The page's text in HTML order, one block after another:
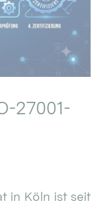
27001-
in Köln ist seit